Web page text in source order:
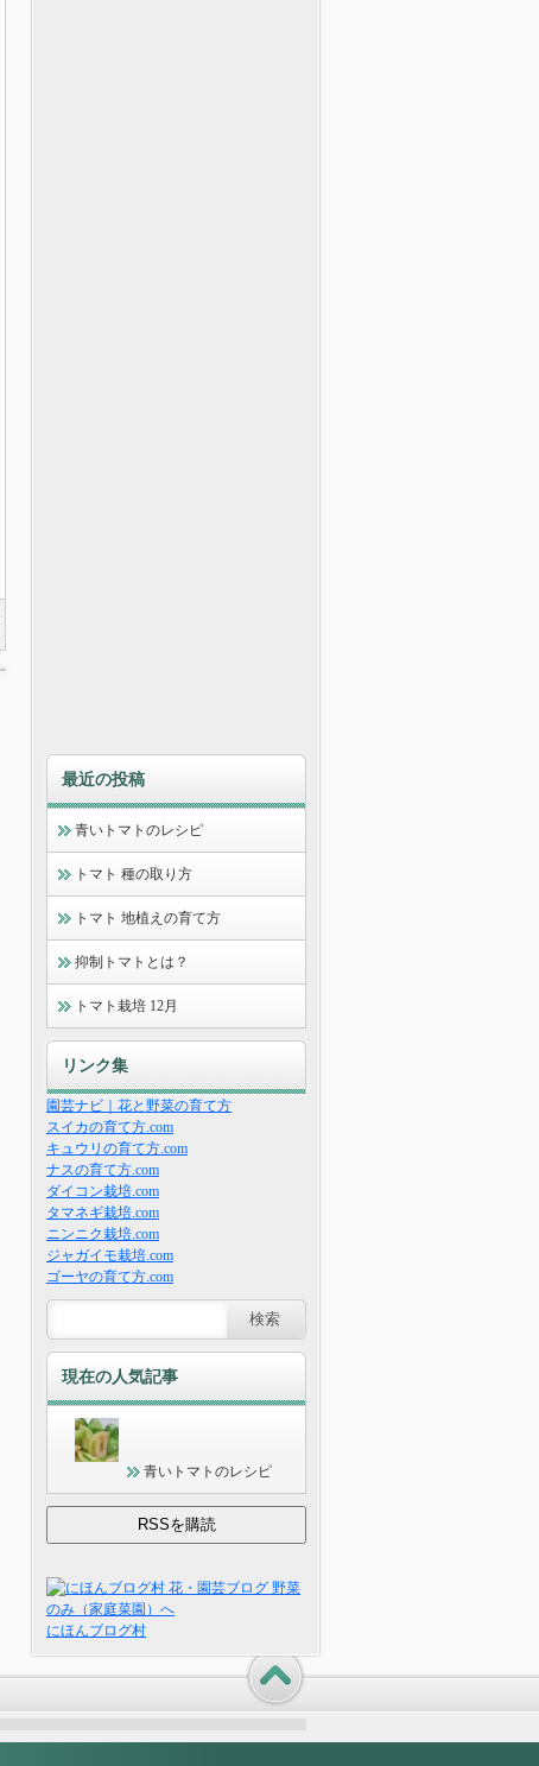
最近の投稿
青いトマトのレシピ
トマト 種の取り方
トマト 地植えの育て方
抑制トマトとは？
トマト栽培 12月
リンク集
園芸ナビ｜花と野菜の育て方
スイカの育て方.com
キュウリの育て方.com
ナスの育て方.com
ダイコン栽培.com
タマネギ栽培.com
ニンニク栽培.com
ジャガイモ栽培.com
ゴーヤの育て方.com
現在の人気記事
青いトマトのレシピ
にほんブログ村